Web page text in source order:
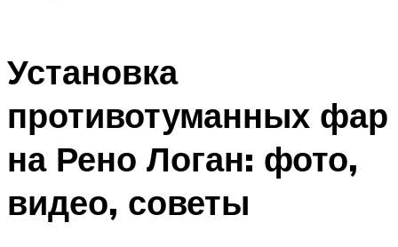
Установка
противотуманных фар
на Рено Логан: фото,
видео, советы